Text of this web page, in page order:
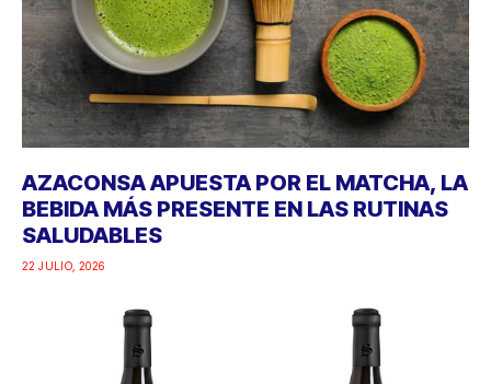
AZACONSA APUESTA POR EL MATCHA, LA
BEBIDA MÁS PRESENTE EN LAS RUTINAS
SALUDABLES
22 JULIO, 2026